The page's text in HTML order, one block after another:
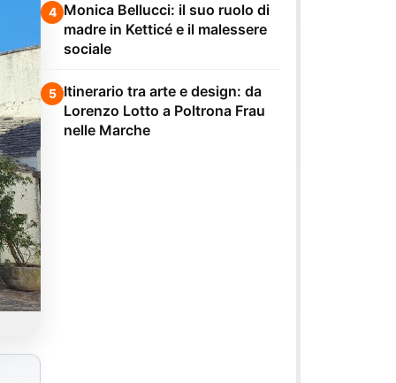
4 Monica Bellucci: il suo ruolo di
madre in Ketticé e il malessere
sociale
5 Itinerario tra arte e design: da
Lorenzo Lotto a Poltrona Frau
nelle Marche